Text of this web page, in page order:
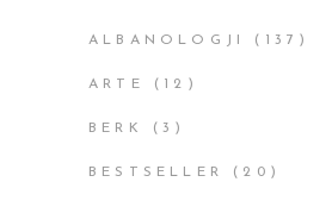
ALBANOLOGJI (137)
ARTE (12)
BERK (3)
BESTSELLER (20)